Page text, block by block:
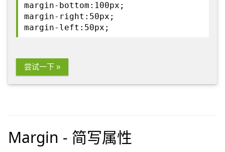
margin-bottom:100px;
margin-right:50px;
margin-left:50px;
尝试一下 »
Margin - 简写属性